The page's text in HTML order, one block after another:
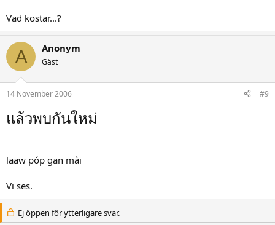
Vad kostar...?
A Anonym
Gäst
14 November 2006 #9
แล้วพบกันใหม่
lääw póp gan mài
Vi ses.
Ej öppen för ytterligare svar.